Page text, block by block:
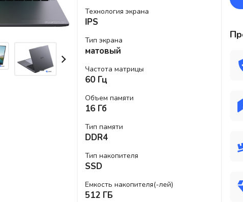
Технология экрана
IPS
Тип экрана
матовый
Частота матрицы
60 Гц
Объем памяти
16 Гб
Тип памяти
DDR4
Тип накопителя
SSD
Емкость накопителя(-лей)
512 ГБ